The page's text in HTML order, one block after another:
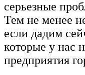
серьезные
Тем не менее
если дадим
которые у нас
предприятия